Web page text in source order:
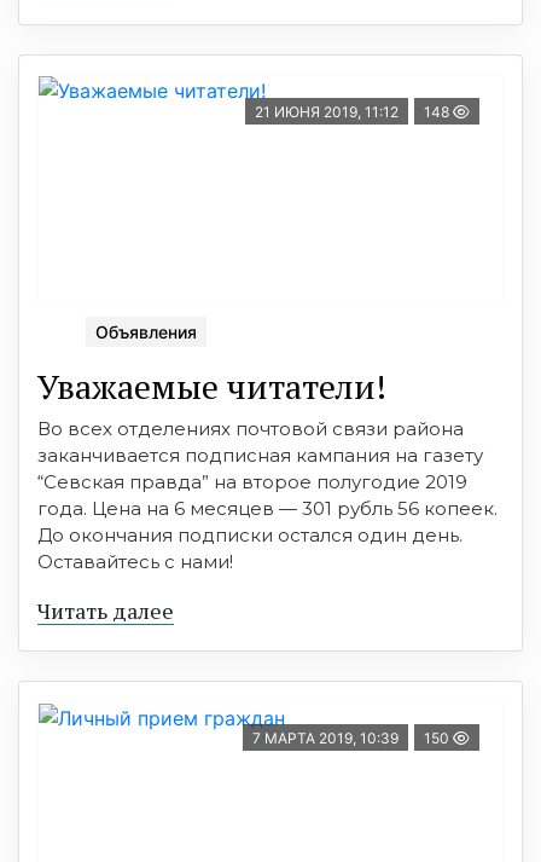
21 ИЮНЯ 2019, 11:12 148
Объявления
Уважаемые читатели!
Во всех отделениях почтовой связи района
заканчивается подписная кампания на газету
“Севская правда” на второе полугодие 2019
года. Цена на 6 месяцев — 301 рубль 56 копеек.
До окончания подписки остался один день.
Оставайтесь с нами!
Читать далее
7 МАРТА 2019, 10:39 150